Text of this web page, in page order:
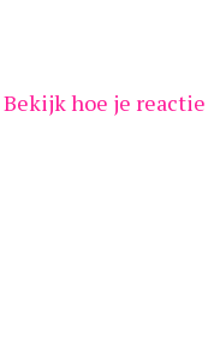
Bekijk hoe je reactie